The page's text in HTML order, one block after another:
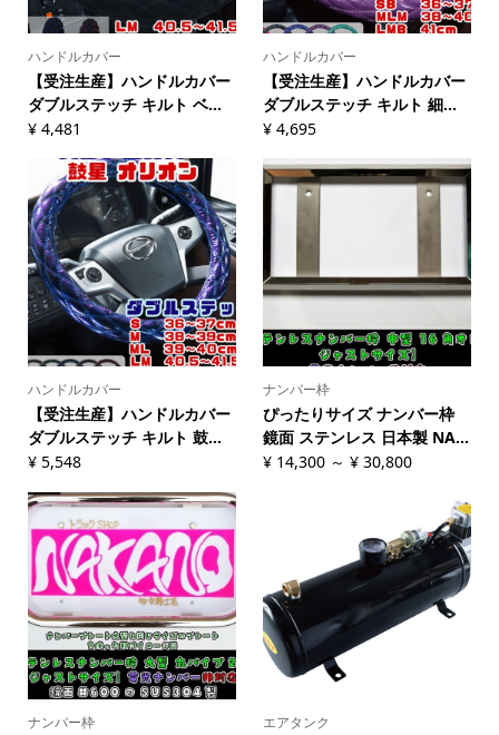
ハンドルカバー
【受注生産】ハンドルカバー
ダブルステッチ キルト ベ...
¥4,481
ハンドルカバー
【受注生産】ハンドルカバー
ダブルステッチ キルト 細...
¥ 4,695
ハンドルカバー
【受注生産】ハンドルカバー
ダブルステッチ キルト 鼓...
¥5,548
ナンバー枠
ぴったりサイズ ナンバー枠
鏡面 ステンレス 日本製 NA...
¥ 14,300 ～¥ 30,800
ナンバー枠 エアタンク